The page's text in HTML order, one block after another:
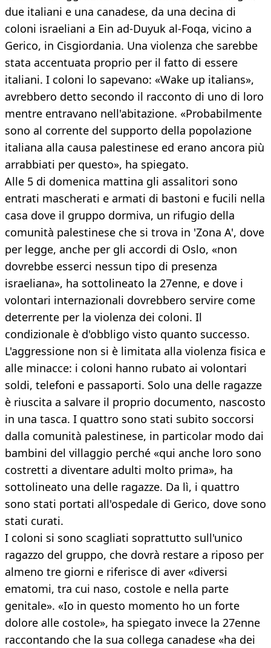
due italiani e una canadese, da una decina di
coloni israeliani a Ein ad-Duyuk al-Foqa, vicino a
Gerico, in Cisgiordania. Una violenza che sarebbe
stata accentuata proprio per il fatto di essere
italiani. I coloni lo sapevano: «Wake up italians»,
avrebbero detto secondo il racconto di uno di loro
mentre entravano nell'abitazione. «Probabilmente
sono al corrente del supporto della popolazione
italiana alla causa palestinese ed erano ancora più
arrabbiati per questo», ha spiegato.
Alle 5 di domenica mattina gli assalitori sono
entrati mascherati e armati di bastoni e fucili nella
casa dove il gruppo dormiva, un rifugio della
comunità palestinese che si trova in 'Zona A', dove
per legge, anche per gli accordi di Oslo, «non
dovrebbe esserci nessun tipo di presenza
israeliana», ha sottolineato la 27enne, e dove i
volontari internazionali dovrebbero servire come
deterrente per la violenza dei coloni. Il
condizionale è d'obbligo visto quanto successo.
L'aggressione non si è limitata alla violenza fisica e
alle minacce: i coloni hanno rubato ai volontari
soldi, telefoni e passaporti. Solo una delle ragazze
è riuscita a salvare il proprio documento, nascosto
in una tasca. I quattro sono stati subito soccorsi
dalla comunità palestinese, in particolar modo dai
bambini del villaggio perché «qui anche loro sono
costretti a diventare adulti molto prima», ha
sottolineato una delle ragazze. Da lì, i quattro
sono stati portati all'ospedale di Gerico, dove sono
stati curati.
I coloni si sono scagliati soprattutto sull'unico
ragazzo del gruppo, che dovrà restare a riposo per
almeno tre giorni e riferisce di aver «diversi
ematomi, tra cui naso, costole e nella parte
genitale». «Io in questo momento ho un forte
dolore alle costole», ha spiegato invece la 27enne
raccontando che la sua collega canadese «ha dei